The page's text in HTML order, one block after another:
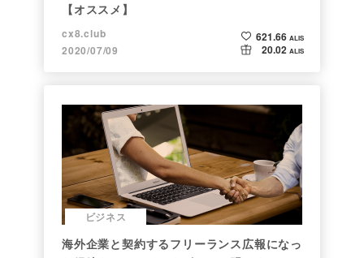
【オススメ】
cx8.club
2020/07/09
621.66 ALIS
20.02 ALIS
ビジネス
海外企業と契約するフリーランス広報になっ